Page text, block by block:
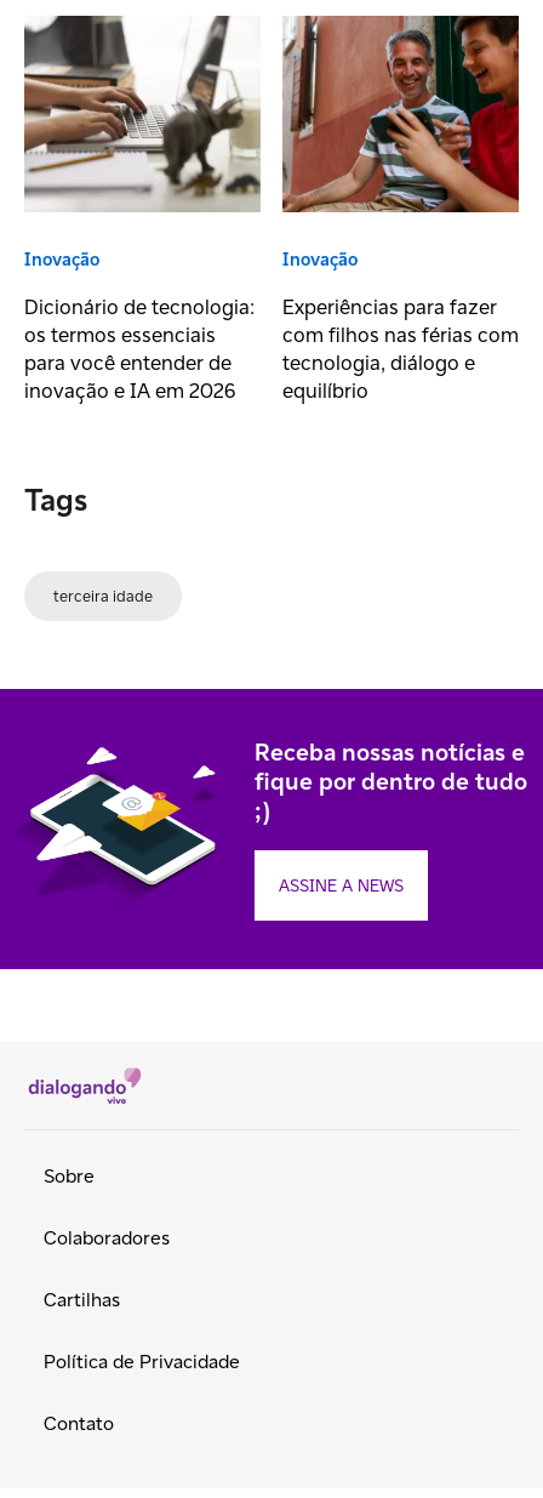
Inovação
Dicionário de tecnologia:
os termos essenciais
para você entender de
inovação e IA em 2026
Inovação
Experiências para fazer
com filhos nas férias com
tecnologia, diálogo e
equilíbrio
Tags
terceira idade
Receba nossas notícias e
fique por dentro de tudo
;)
ASSINE A NEWS
Sobre
Colaboradores
Cartilhas
Política de Privacidade
Contato